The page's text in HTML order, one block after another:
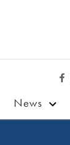

News